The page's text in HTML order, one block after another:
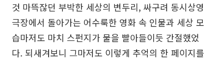
것 마뜩잖던 부박한 세상의 변두리, 싸구려 동시상영
극장에서 돌아가는 어수룩한 영화 속 인물과 세상 모
습마저도 마치 스펀지가 물을 빨아들이듯 간절했었
다. 되새겨보니 그마저도 이렇게 추억의 한 페이지를